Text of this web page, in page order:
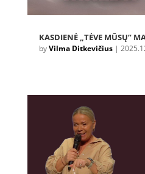
KASDIENĖ „TĖVE MŪSŲ”
byVilma Ditkevičius|